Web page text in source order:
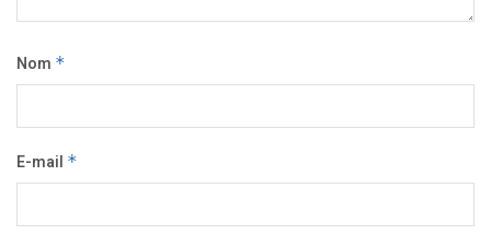
Nom *
E-mail *